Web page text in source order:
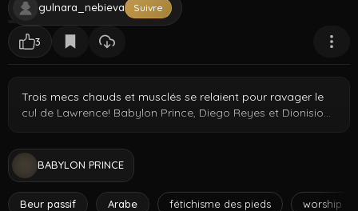
gulnara_nebieva Suivre
3
Trois mecs chauds et musclés se relaient pour ravager le
cul de Lawrence! Babylon Prince, Diego Reyes et Dionisio
de leurs bites bien dures. De l'action bareback pur avec
trois tops musculeux qui dominent et dégradent ce petit
salaud jusqu'à ce qu'il dégouline de jus!
BABYLON PRINCE
Beur passif Arabe fétichisme des pieds worship